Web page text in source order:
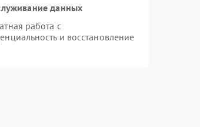
данных
работа с
и восстановление